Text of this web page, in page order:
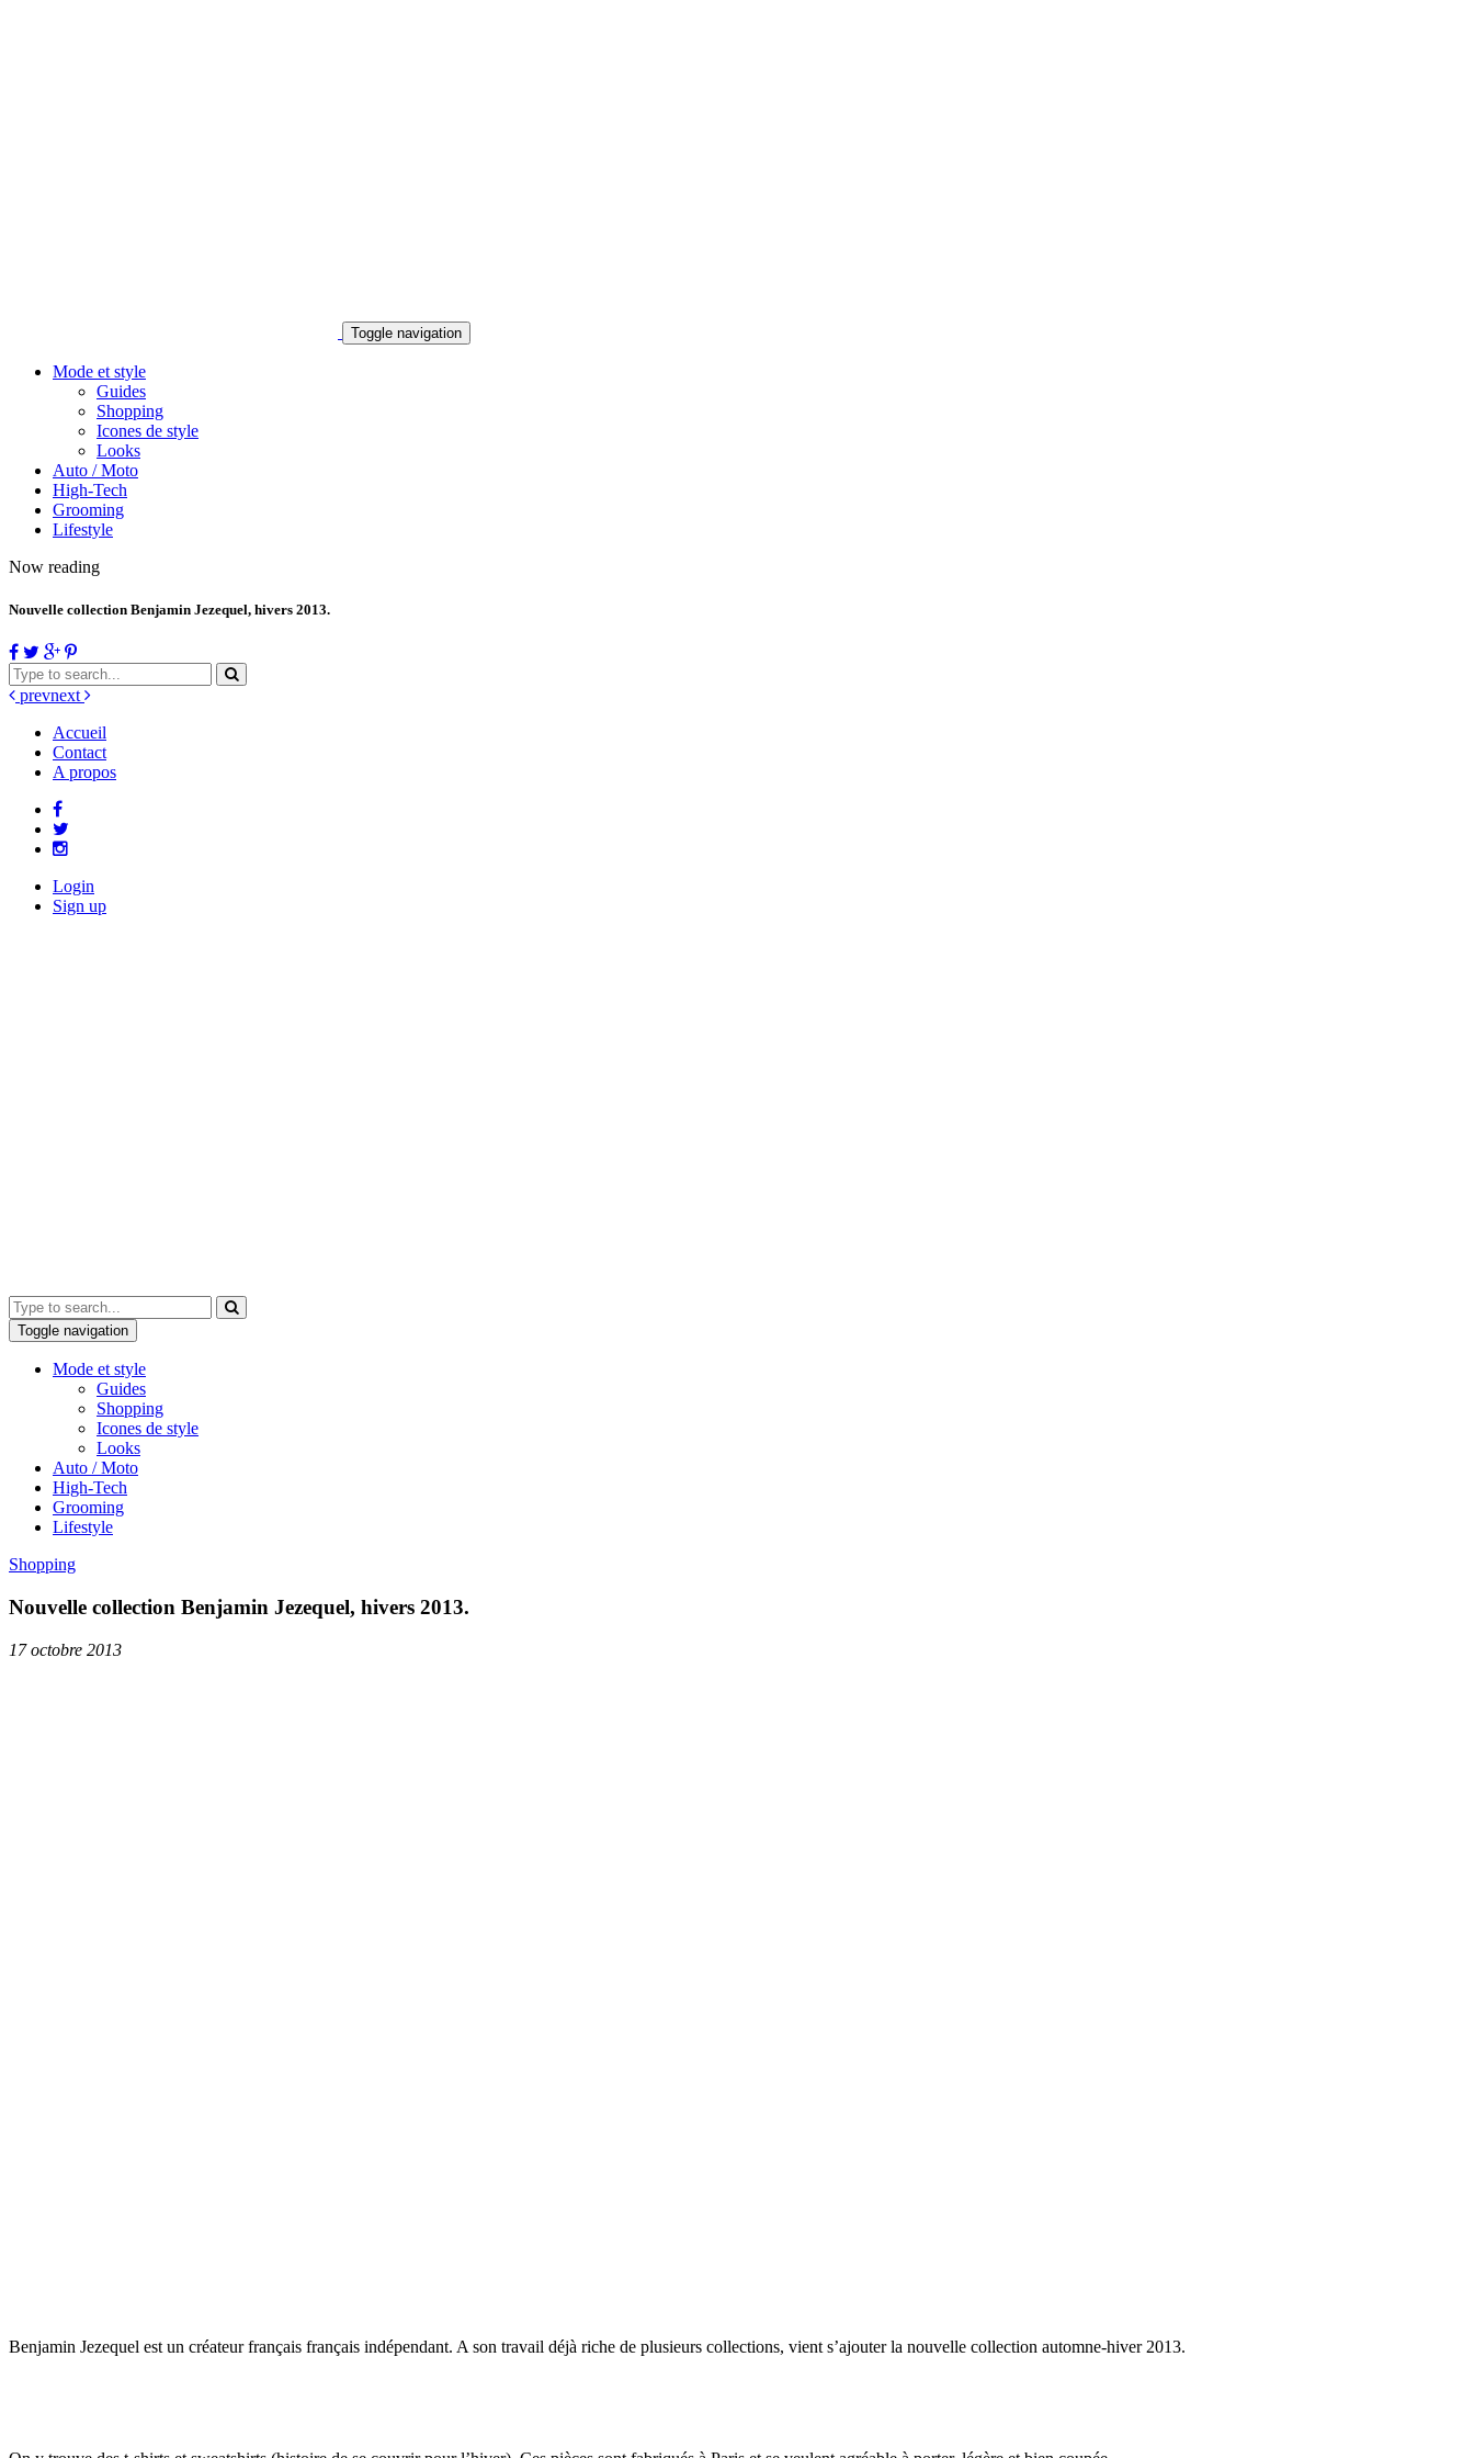
Toggle navigation
Mode et style
Guides
Shopping
Icones de style
Looks
Auto / Moto
High-Tech
Grooming
Lifestyle
Now reading
Nouvelle collection Benjamin Jezequel, hivers 2013.
prevnext
Accueil
Contact
A propos
Login
Sign up
Toggle navigation
Mode et style
Guides
Shopping
Icones de style
Looks
Auto / Moto
High-Tech
Grooming
Lifestyle
Shopping
Nouvelle collection Benjamin Jezequel, hivers 2013.
17 octobre 2013
Benjamin Jezequel est un créateur français français indépendant. A son travail déjà riche de plusieurs collections, vient s’ajouter la nouvelle collection automne-hiver 2013.